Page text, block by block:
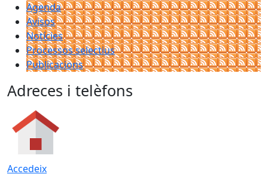
Agenda
Avisos
Notícies
Processos selectius
Publicacions
Adreces i telèfons
Accedeix